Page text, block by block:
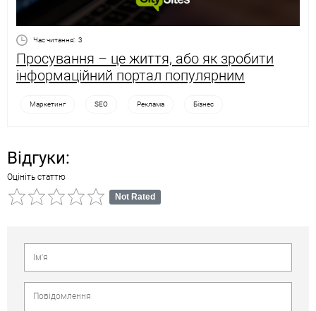
Час читання: 3
Просування – це життя, або як зробити
інформаційний портал популярним
Маркетинг SEO Реклама Бізнес
Відгуки:
Оцініть статтю
Not Rated